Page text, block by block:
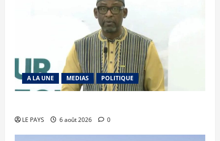
A LA UNE MEDIAS POLITIQUE
LE PAYS 6 août 2026 0